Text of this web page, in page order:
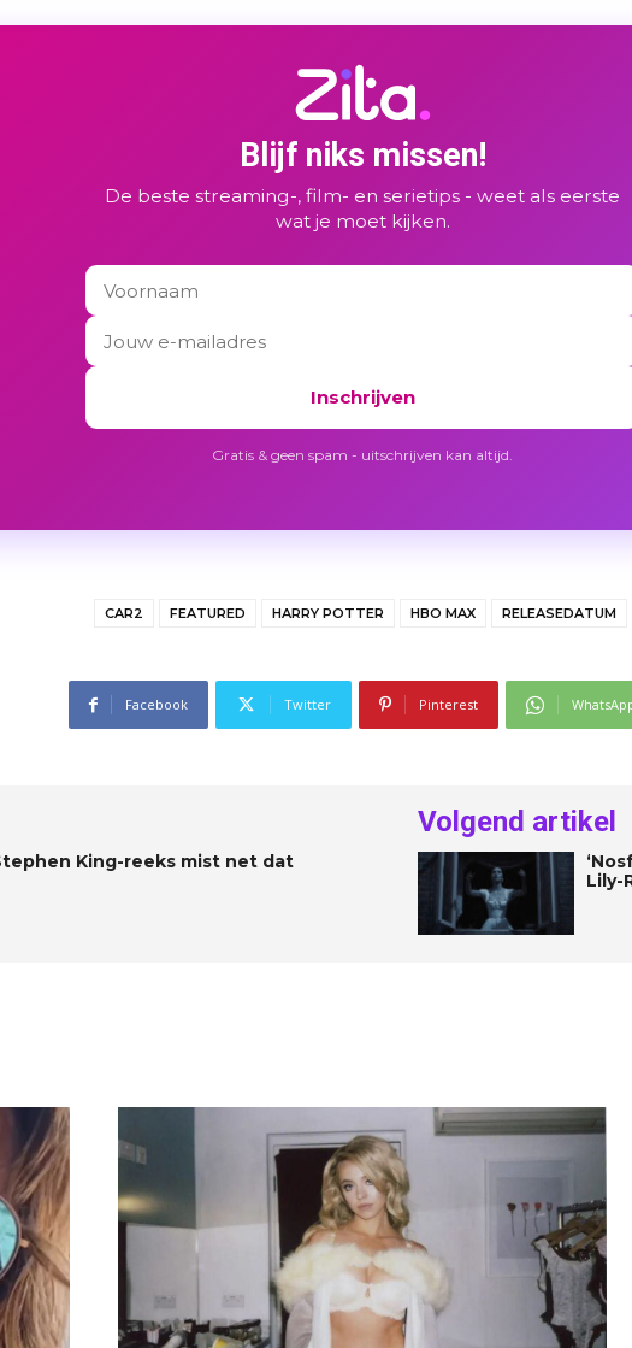
Blijf niks missen!
De beste streaming-, film- en serietips - weet als eerste
wat je moet kijken.
Inschrijven
Gratis & geen spam - uitschrijven kan altijd.
CAR2 FEATURED HARRY POTTER HBO MAX RELEASEDATUM
Facebook Twitter Pinterest
King-reeks mist net dat
Volgend artikel
Lily-